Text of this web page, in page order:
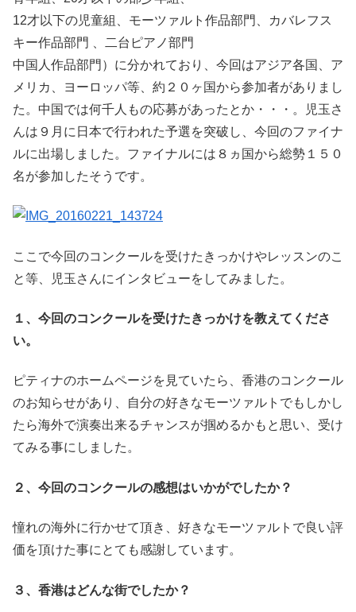
12才以下の児童組、モーツァルト作品部門、カバレフス
キー作品部門 、二台ピアノ部門
中国人作品部門）に分かれており、今回はアジア各国、ア
メリカ、ヨーロッパ等、約２０ヶ国から参加者がありまし
た。中国では何千人もの応募があったとか・・・。児玉さ
んは９月に日本で行われた予選を突破し、今回のファイナ
ルに出場しました。ファイナルには８ヵ国から総勢１５０
名が参加したそうです。
ここで今回のコンクールを受けたきっかけやレッスンのこ
と等、児玉さんにインタビューをしてみました。
１、今回のコンクールを受けたきっかけを教えてくださ
い。
ピティナのホームページを見ていたら、 香港のコンクール
のお知らせがあり、
自分の好きなモーツァルトでもしかし
たら海外で演奏出来るチャンスが掴めるかもと思い、受け
てみる事にしました。
２、今回のコンクールの感想はいかがでしたか？
憧れの海外に行かせて頂き、 好きなモーツァルトで良い評
価を頂けた事にとても感謝しています。
３、香港はどんな街でしたか？